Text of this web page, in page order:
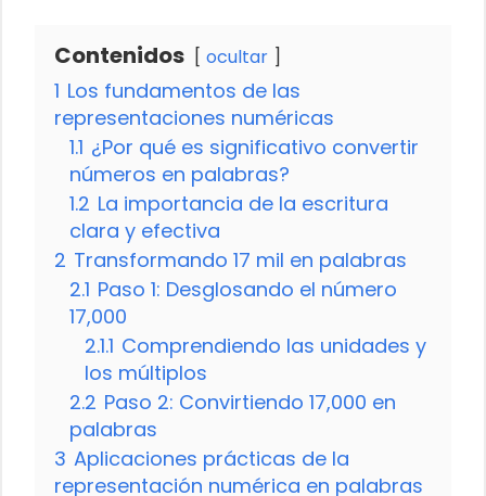
Contenidos ocultar
1 Los fundamentos de las
representaciones numéricas
1.1 ¿Por qué es significativo convertir
números en palabras?
1.2 La importancia de la escritura
clara y efectiva
2 Transformando 17 mil en palabras
2.1 Paso 1: Desglosando el número
17,000
2.1.1 Comprendiendo las unidades y
los múltiplos
2.2 Paso 2: Convirtiendo 17,000 en
palabras
3 Aplicaciones prácticas de la
representación numérica en palabras